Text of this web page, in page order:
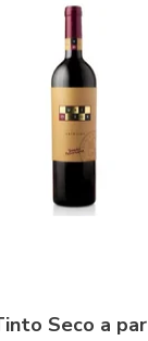
Seco a